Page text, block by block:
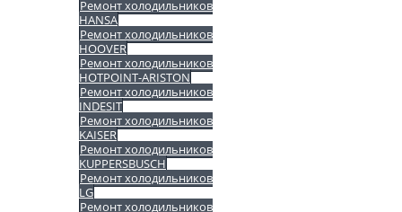
Ремонт холодильников
HANSA
Ремонт холодильников
HOOVER
Ремонт холодильников
HOTPOINT-ARISTON
Ремонт холодильников
INDESIT
Ремонт холодильников
KAISER
Ремонт холодильников
KUPPERSBUSCH
Ремонт холодильников
LG
Ремонт холодильников